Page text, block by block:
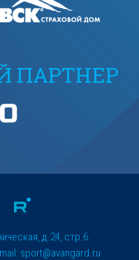
ПАРТНЕР
д.24, стр.6.
sport@avangard.ru